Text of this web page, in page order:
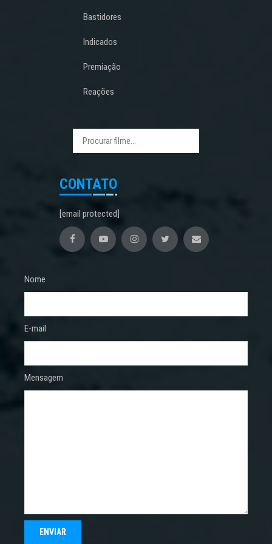
Bastidores
Indicados
Premiação
Reações
CONTATO
[email protected]
Nome
E-mail
Mensagem